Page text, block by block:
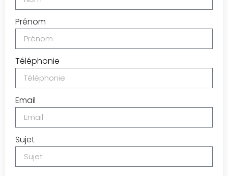
Prénom
Téléphonie
Email
Sujet